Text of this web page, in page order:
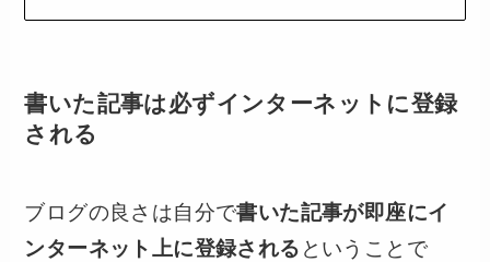
書いた記事は必ずインターネットに登録
される
ブログの良さは自分で書いた記事が即座にイ
ンターネット上に登録される ということで